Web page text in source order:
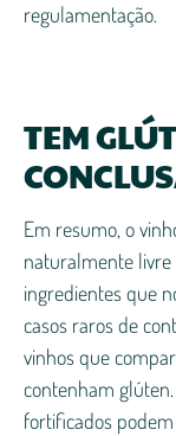
regulamentação.
TEM
Em resumo, o
naturalmente
ingredientes que
casos raros de
vinhos que
contenham
fortificados